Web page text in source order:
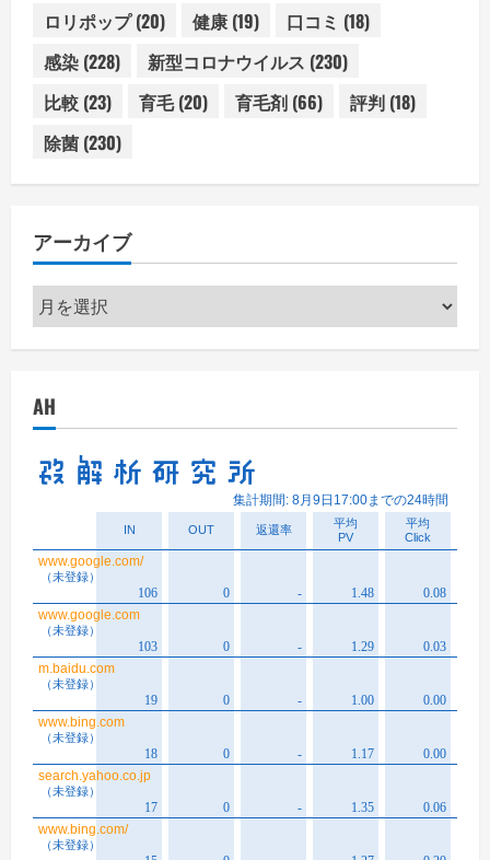
ロリポップ(20) 健康 (19) 口コミ (18)
感染 (228) 新型コロナウイルス (230)
比較 (23) 育毛(20) 育毛剤 (66) 評判 (18)
除菌 (230)
アーカイブ
ア
ー
ブ
AH